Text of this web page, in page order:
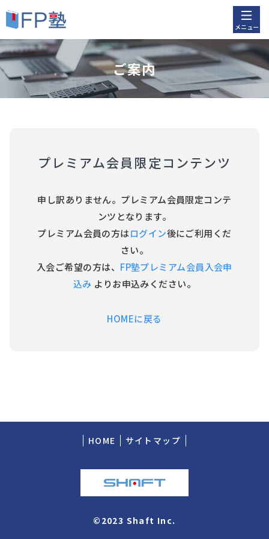
メニュー
ご案内
プレミアム会員限定コンテンツ
申し訳ありません。プレミアム会員限定コンテ
ンツとなります。
プレミアム会員の方はログイン後にご利用くだ
さい。
入会ご希望の方は、 FP塾プレミアム会員入会申
込み よりお申込みください。
HOMEに戻る
HOME サイトマップ
©2023 Shaft Inc.